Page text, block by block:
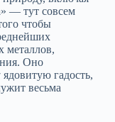
— тут совсем
чтобы
металлов,
Оно
гадость,
весьма